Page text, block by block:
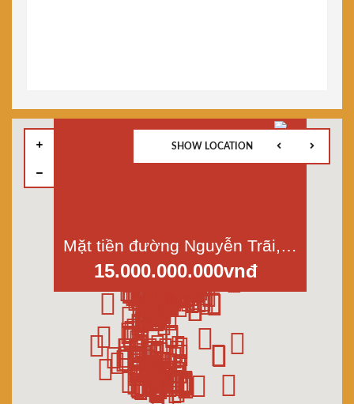
Mặt tiền đường Nguyễn Trãi, Phường 11, Quận 5, Bán nhà Dt 3,5x18m, 1 lầu
15.000.000.000vnđ
SHOW LOCATION